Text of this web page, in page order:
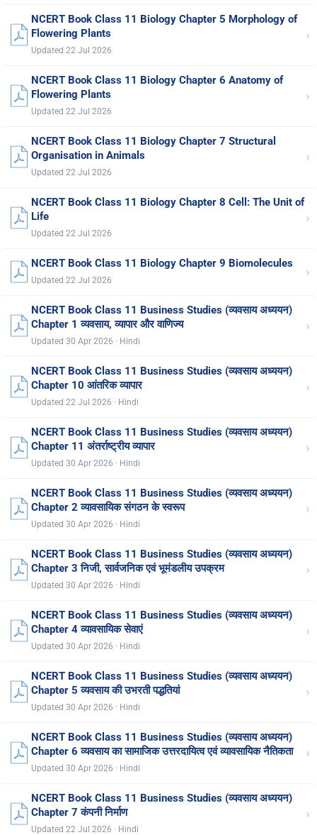
NCERT Book Class 11 Biology Chapter 5 Morphology of
Flowering Plants
Updated 22 Jul 2026
›
NCERT Book Class 11 Biology Chapter 6 Anatomy of
Flowering Plants
Updated 22 Jul 2026
›
NCERT Book Class 11 Biology Chapter 7 Structural
Organisation in Animals
Updated 22 Jul 2026
›
NCERT Book Class 11 Biology Chapter 8 Cell: The Unit of
Life
Updated 22 Jul 2026
›
NCERT Book Class 11 Biology Chapter 9 Biomolecules
Updated 22 Jul 2026 ›
NCERT Book Class 11 Business Studies (व्यवसाय अध्ययन)
Chapter 1 व्यवसाय, व्यापार और वाणिज्य
Updated 30 Apr 2026 · Hindi
›
NCERT Book Class 11 Business Studies (व्यवसाय अध्ययन)
Chapter 10 आंतरिक व्यापार
Updated 22 Jul 2026 · Hindi
›
NCERT Book Class 11 Business Studies (व्यवसाय अध्ययन)
Chapter 11 अंतर्राष्ट्रीय व्यापार
Updated 30 Apr 2026 · Hindi
›
NCERT Book Class 11 Business Studies (व्यवसाय अध्ययन)
Chapter 2 व्यावसायिक संगठन के स्वरूप
Updated 30 Apr 2026 · Hindi
›
NCERT Book Class 11 Business Studies (व्यवसाय अध्ययन)
Chapter 3 निजी, सार्वजनिक एवं भूमंडलीय उपक्रम
Updated 30 Apr 2026 · Hindi
›
NCERT Book Class 11 Business Studies (व्यवसाय अध्ययन)
Chapter 4 व्यावसायिक सेवाएं
Updated 30 Apr 2026 · Hindi
›
NCERT Book Class 11 Business Studies (व्यवसाय अध्ययन)
Chapter 5 व्यवसाय की उभरती पद्धतियां
Updated 30 Apr 2026 · Hindi
›
NCERT Book Class 11 Business Studies (व्यवसाय अध्ययन)
Chapter 6 व्यवसाय का सामाजिक उत्तरदायित्व एवं व्यावसायिक नैतिकता
Updated 30 Apr 2026 · Hindi
›
NCERT Book Class 11 Business Studies (व्यवसाय अध्ययन)
Chapter 7 कंपनी निर्माण
Updated 22 Jul 2026 · Hindi
›